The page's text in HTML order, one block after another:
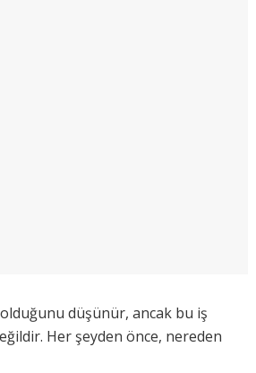
düşünür, ancak bu iş
Her şeyden önce, nereden